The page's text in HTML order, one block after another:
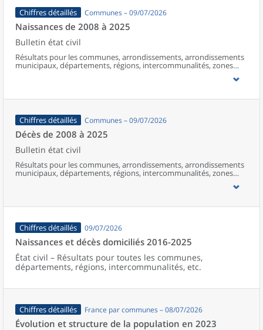
Chiffres détaillés Communes – 09/07/2026
Naissances de 2008 à 2025
Bulletin état civil
Résultats pour les communes, arrondissements, arrondissements
municipaux, départements, régions, intercommunalités, zones
d’emploi, bassins de vie, unités urbaines et aires d’attraction des
Chiffres détaillés Communes – 09/07/2026
Décès de 2008 à 2025
Bulletin état civil
Résultats pour les communes, arrondissements, arrondissements
municipaux, départements, régions, intercommunalités, zones
d’emploi, bassins de vie, unités urbaines et aires d’attraction des
Chiffres détaillés 09/07/2026
Naissances et décès domiciliés 2016-2025
État civil – Résultats pour toutes les communes,
départements, régions, intercommunalités, etc.
Chiffres détaillés France par communes – 08/07/2026
Évolution et structure de la population en 2023